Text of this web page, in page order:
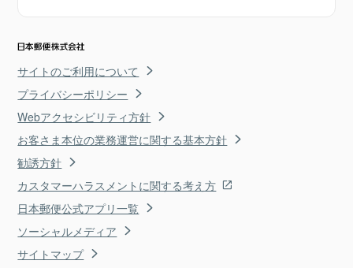
サイトのご利用について
プライバシーポリシー
Webアクセシビリティ方針
お客さま本位の業務運営に関する基本方針
勧誘方針
カスタマーハラスメントに関する考え方
日本郵便公式アプリ一覧
ソーシャルメディア
サイトマップ